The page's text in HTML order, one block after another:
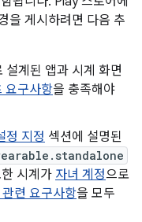
을 게시하려면 다음 추
설계된 앱과 시계 화면
요구사항을 충족해야
정 지정 섹션에 설명된
시계가 자녀 계정으로
련 요구사항을 모두